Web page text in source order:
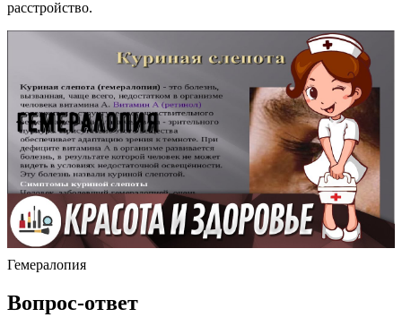
расстройство.
Гемералопия
Вопрос-ответ